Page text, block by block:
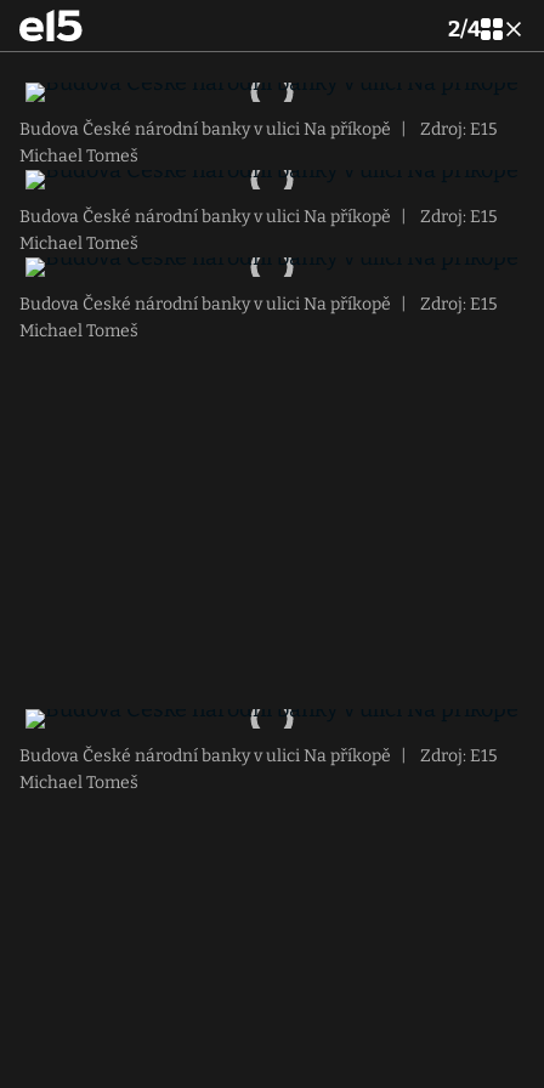
2/4
Budova České národní banky v ulici Na příkopě
Zdroj: E15
Michael Tomeš
Budova České národní banky v ulici Na příkopě
Zdroj: E15
Michael Tomeš
Budova České národní banky v ulici Na příkopě
Zdroj: E15
Michael Tomeš
Budova České národní banky v ulici Na příkopě
Zdroj: E15
Michael Tomeš